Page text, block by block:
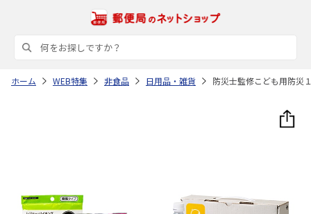
ホーム WEB特集 非食品 日用品・雑貨 防災士監修こども用防